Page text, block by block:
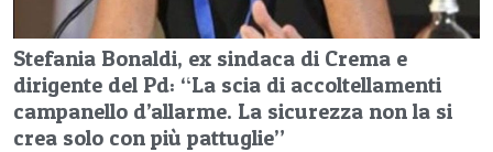
Stefania Bonaldi, ex sindaca di Crema e
dirigente del Pd: “La scia di accoltellamenti
campanello d’allarme. La sicurezza non la si
crea solo con più pattuglie”